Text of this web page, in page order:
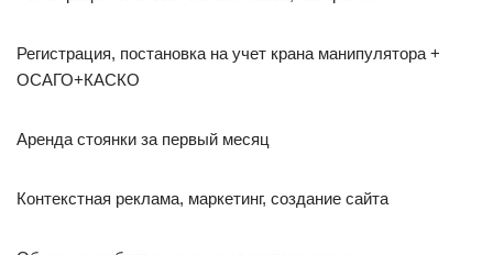
Регистрация, постановка на учет крана манипулятора +
ОСАГО+КАСКО
Аренда стоянки за первый месяц
Контекстная реклама, маркетинг, создание сайта